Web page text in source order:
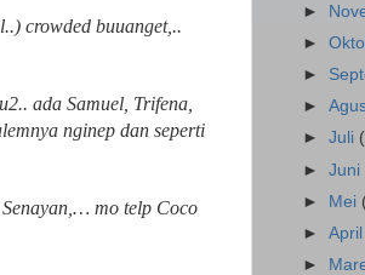
crowded buuanget,..
ada Samuel, Trifena,
nginep dan seperti
mo telp Coco
►
►
►
►
►Juli
►Juni
► Mei
►April
►